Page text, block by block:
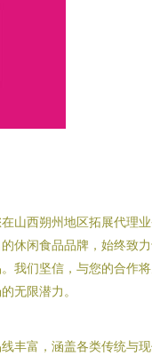
山西朔州地区拓展代理
休闲食品品牌，始终致
我们坚信，与您的合作
无限潜力。
丰富，涵盖各类传统与